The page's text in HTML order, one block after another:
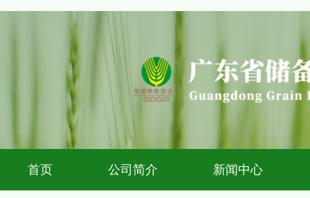
首页 公司简介 新闻中心